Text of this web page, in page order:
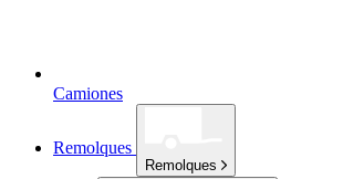
Camiones
Remolques
Remolques